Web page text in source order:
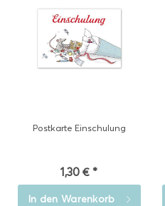
Postkarte Einschulung
1,30 € *
In den Warenkorb